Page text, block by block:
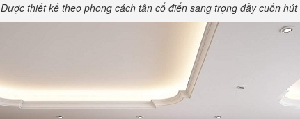
Được thiết kế theo phong cách tân cổ điển sang trọng đầy cuốn hút